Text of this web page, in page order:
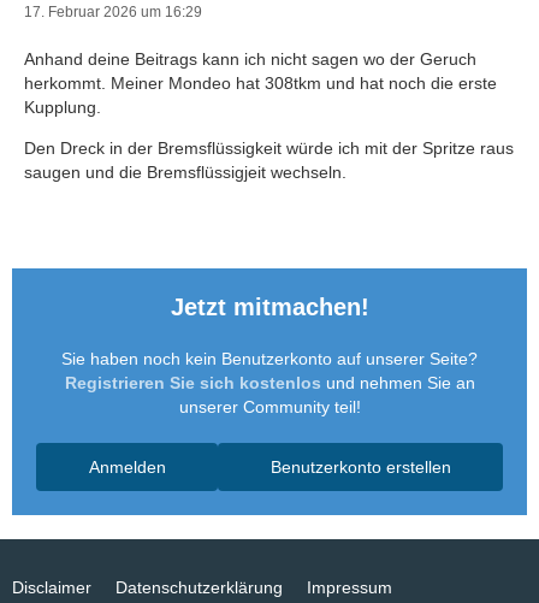
17. Februar 2026 um 16:29
Anhand deine Beitrags kann ich nicht sagen wo der Geruch
herkommt. Meiner Mondeo hat 308tkm und hat noch die erste
Kupplung.
Den Dreck in der Bremsflüssigkeit würde ich mit der Spritze raus
saugen und die Bremsflüssigjeit wechseln.
Jetzt mitmachen!
Sie haben noch kein Benutzerkonto auf unserer Seite?
Registrieren Sie sich kostenlos und nehmen Sie an
unserer Community teil!
Benutzerkonto erstellen
Anmelden
Disclaimer Datenschutzerklärung Impressum